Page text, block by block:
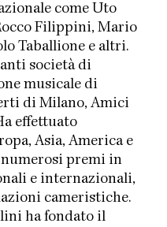
come Uto
Filippini, Mario
Taballione e altri.
società di
musicale di
di Milano, Amici
effettuato
Asia, America e
premi in
e internazionali,
cameristiche.
ha fondato il